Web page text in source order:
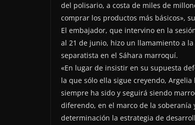
del polisario, a costa de miles de
comprar los productos más básicos»,
El embajador, que intervino en la
al 21 de junio, hizo un llamamiento a
separatista en el Sáhara marroquí.
«En lugar de insistir en su supuesta
la que sólo ella sigue creyendo,
siempre ha sido y seguirá siendo
diferendo, en el marco de la
determinación la estrategia de